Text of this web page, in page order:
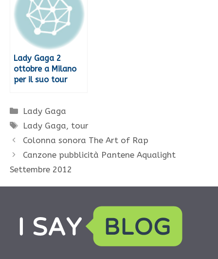
Lady Gaga 2
ottobre a Milano
per il suo tour
Categorie
Lady Gaga
Tag
Lady Gaga, tour
Colonna sonora The Art of Rap
Canzone pubblicità Pantene Aqualight
Settembre 2012